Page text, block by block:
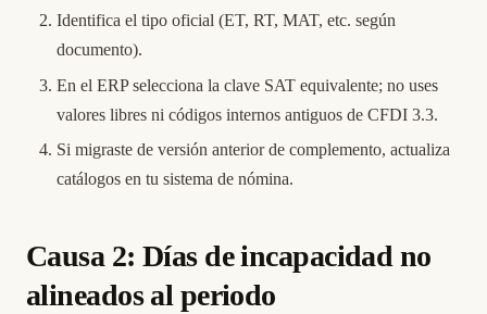
Identifica el tipo oficial (ET, RT, MAT, etc. según
documento).
En el ERP selecciona la clave SAT equivalente; no uses
valores libres ni códigos internos antiguos de CFDI 3.3.
Si migraste de versión anterior de complemento, actualiza
catálogos en tu sistema de nómina.
Causa 2: Días de incapacidad no
alineados al periodo